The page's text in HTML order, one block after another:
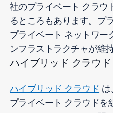
社のプライベート クラウ
るところもあります。プ
プライベート ネットワー
ンフラストラクチャが維
ハイブリッド クラウド
ハイブリッド クラウド は
プライベート クラウドを